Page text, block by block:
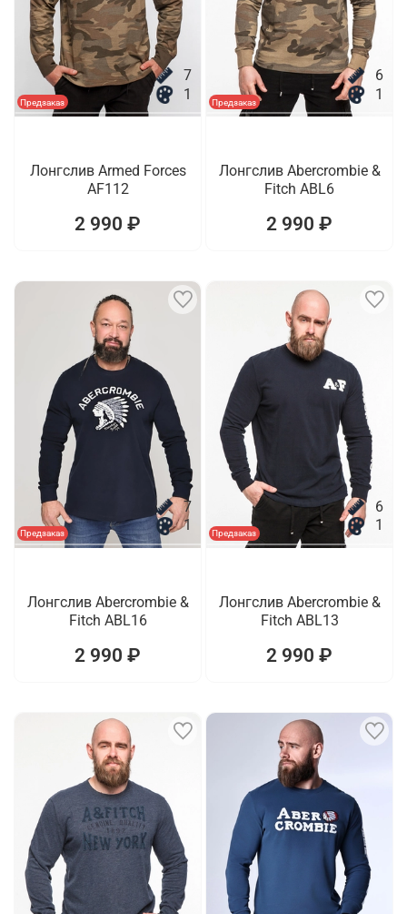
Предзаказ
7
1
Лонгслив Armed Forces
AF112
2 990 ₽
Предзаказ
6
1
Лонгслив Abercrombie &
Fitch ABL6
2 990 ₽
Предзаказ
7
1
Лонгслив Abercrombie &
Fitch ABL16
2 990 ₽
Предзаказ
6
1
Лонгслив Abercrombie &
Fitch ABL13
2 990 ₽